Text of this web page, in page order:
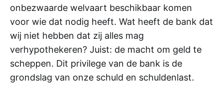
onbezwaarde welvaart beschikbaar komen
voor wie dat nodig heeft. Wat heeft de bank dat
wij niet hebben dat zij alles mag
verhypothekeren? Juist: de macht om geld te
scheppen. Dit privilege van de bank is de
grondslag van onze schuld en schuldenlast.